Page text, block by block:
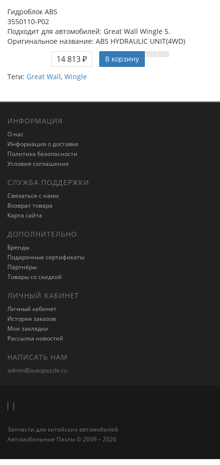
Гидроблок ABS
3550110-P02
Подходит для автомобилей: Great Wall Wingle 5.
Оригинальное название: ABS HYDRAULIC UNIT(4WD)
14 813 ₽
В корзину
Теги: Great Wall, Wingle
ИНФОРМАЦИЯ
О нас
Информация о доставке
Политика безопасности
Условия соглашения
СЛУЖБА ПОДДЕРЖКИ
Связаться с нами
Возврат товара
Карта сайта
ДОПОЛНИТЕЛЬНО
Бренды
Подарочные сертификаты
Партнёры
Товары со скидкой
ЛИЧНЫЙ КАБИНЕТ
Личный кабинет
История заказов
Мои закладки
Рассылка новостей
НАПИСАТЬ НАМ
admin@autopazzle.ru
Запчасти для китайских автомобилей
Автомобильные Пазлы © 2009 – 2026